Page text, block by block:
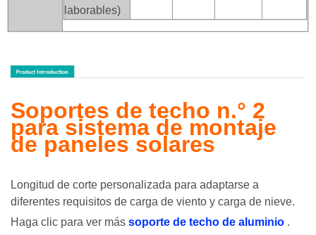
laborables)
Soportes de techo n.° 2
para sistema de montaje
de paneles solares
Longitud de corte personalizada para adaptarse a
diferentes requisitos de carga de viento y carga de nieve.
Haga clic para ver más soporte de techo de aluminio .